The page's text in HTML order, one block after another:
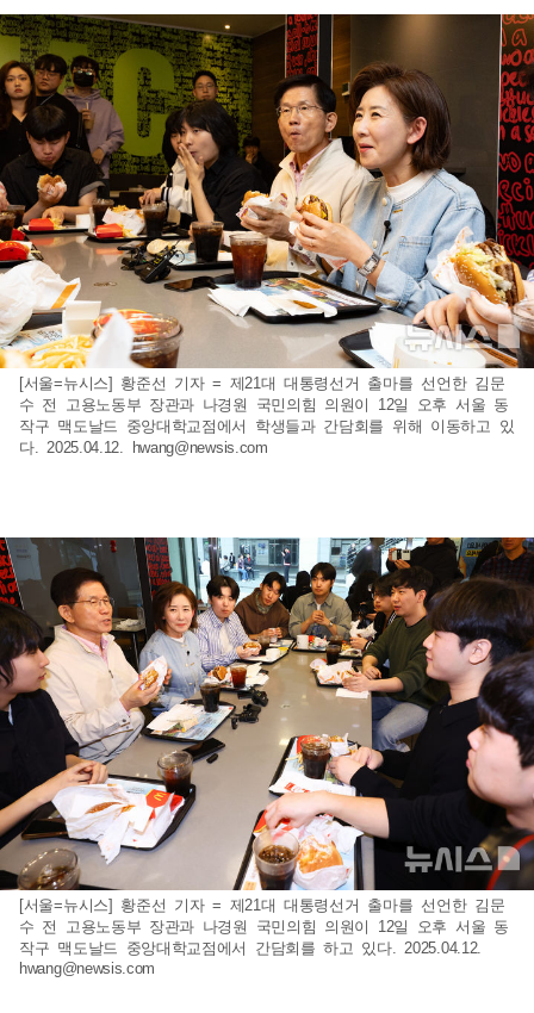
[서울=뉴시스] 황준선 기자 = 제21대 대통령선거 출마를 선언한 김문
수 전 고용노동부 장관과 나경원 국민의힘 의원이 12일 오후 서울 동
작구 맥도날드 중앙대학교점에서 학생들과 간담회를 위해 이동하고 있
다. 2025.04.12.
hwang@newsis.com
[서울=뉴시스] 황준선 기자 = 제21대 대통령선거 출마를 선언한 김문
수 전 고용노동부 장관과 나경원 국민의힘 의원이 12일 오후 서울 동
작구 맥도날드 중앙대학교점에서 간담회를 하고 있다. 2025.04.12.
hwang@newsis.com